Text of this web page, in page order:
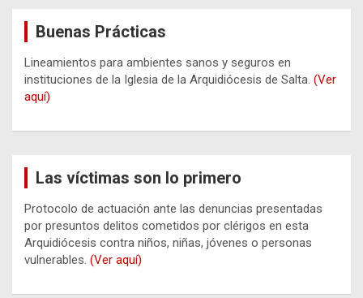
Buenas Prácticas
Lineamientos para ambientes sanos y seguros en
instituciones de la Iglesia de la Arquidiócesis de Salta. (Ver
aquí)
Las víctimas son lo primero
Protocolo de actuación ante las denuncias presentadas
por presuntos delitos cometidos por clérigos en esta
Arquidiócesis contra niños, niñas, jóvenes o personas
vulnerables. (Ver aquí)